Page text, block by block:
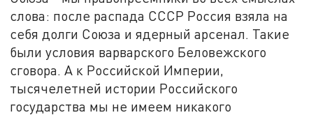
слова: после распада СССР Россия взяла на
себя долги Союза и ядерный арсенал. Такие
были условия варварского Беловежского
сговора. А к Российской Империи,
тысячелетней истории Российского
государства мы не имеем никакого